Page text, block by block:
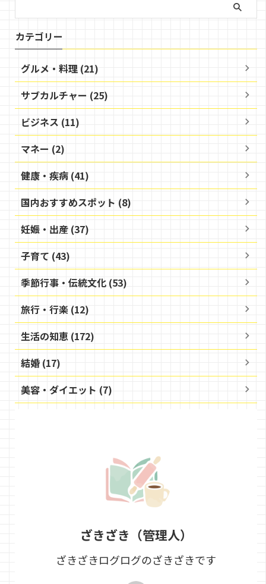
カテゴリー
グルメ・料理 (21)
サブカルチャー (25)
ビジネス (11)
マネー (2)
健康・疾病 (41)
国内おすすめスポット (8)
妊娠・出産 (37)
子育て (43)
季節行事・伝統文化 (53)
旅行・行楽 (12)
生活の知恵 (172)
結婚 (17)
美容・ダイエット (7)
ざきざき（管理人）
ざきざきログログのざきざきです